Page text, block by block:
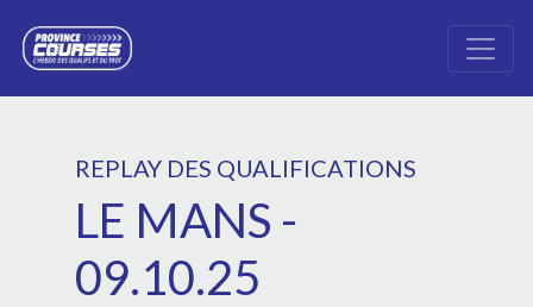
REPLAY DES QUALIFICATIONS
LE MANS -
09.10.25